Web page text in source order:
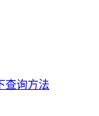
查询方法